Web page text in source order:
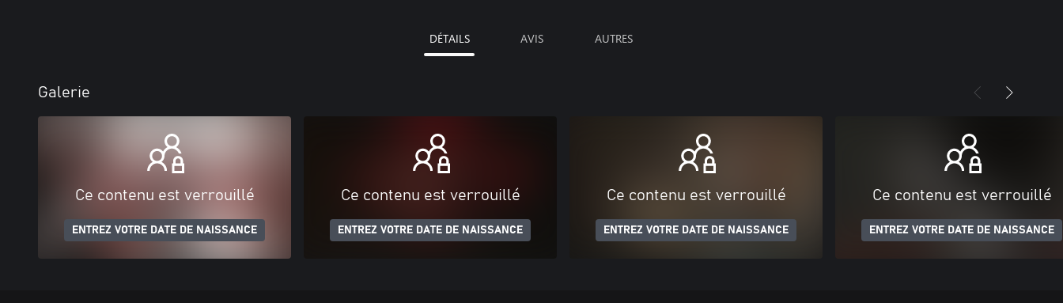
DÉTAILS AVIS AUTRES
Galerie
Ce contenu est verrouillé
ENTREZ VOTRE DATE DE NAISSANCE
Ce contenu est verrouillé
ENTREZ VOTRE DATE DE NAISSANCE
Ce contenu est verrouillé
ENTREZ VOTRE DATE DE NAISSANCE
Ce contenu est verrouillé
ENTREZ VOTRE DATE DE NAISSANCE